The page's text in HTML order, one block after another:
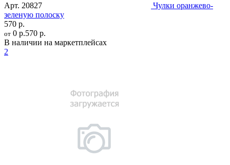
Арт. 20827
Чулки оранжево-
зеленую полоску
570 р.
от 0 р.570 р.
В наличии на маркетплейсах
2